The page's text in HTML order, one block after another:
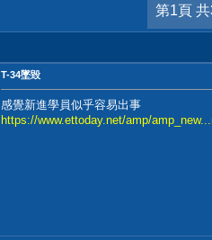
第1頁
T-34墜毀
感覺新進學員似乎容易出事
https://www.ettoday.net/amp/